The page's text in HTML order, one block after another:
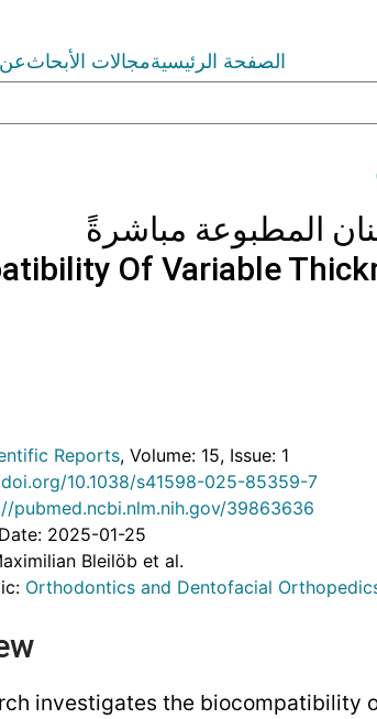
الصفحة الرئيسيةمجالات الأبحاثعن
المطبوعة مباشرةً
Of Variable
Reports, Volume: 15, Issue: 1
10.1038/s41598-025-85359-7
pubmed.ncbi.nlm.nih.gov/39863636
2025-01-25
Bleilöb et al.
Orthodontics and Dentofacial
investigates the biocompatibility